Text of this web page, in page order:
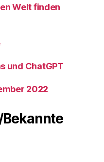
Welt finden
und ChatGPT
2022